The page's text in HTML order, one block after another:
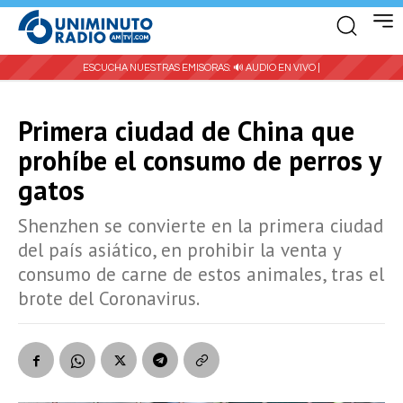
ESCUCHA NUESTRAS EMISORAS: 🔊 AUDIO EN VIVO |
Primera ciudad de China que
prohíbe el consumo de perros y
gatos
Shenzhen se convierte en la primera ciudad
del país asiático, en prohibir la venta y
consumo de carne de estos animales, tras el
brote del Coronavirus.